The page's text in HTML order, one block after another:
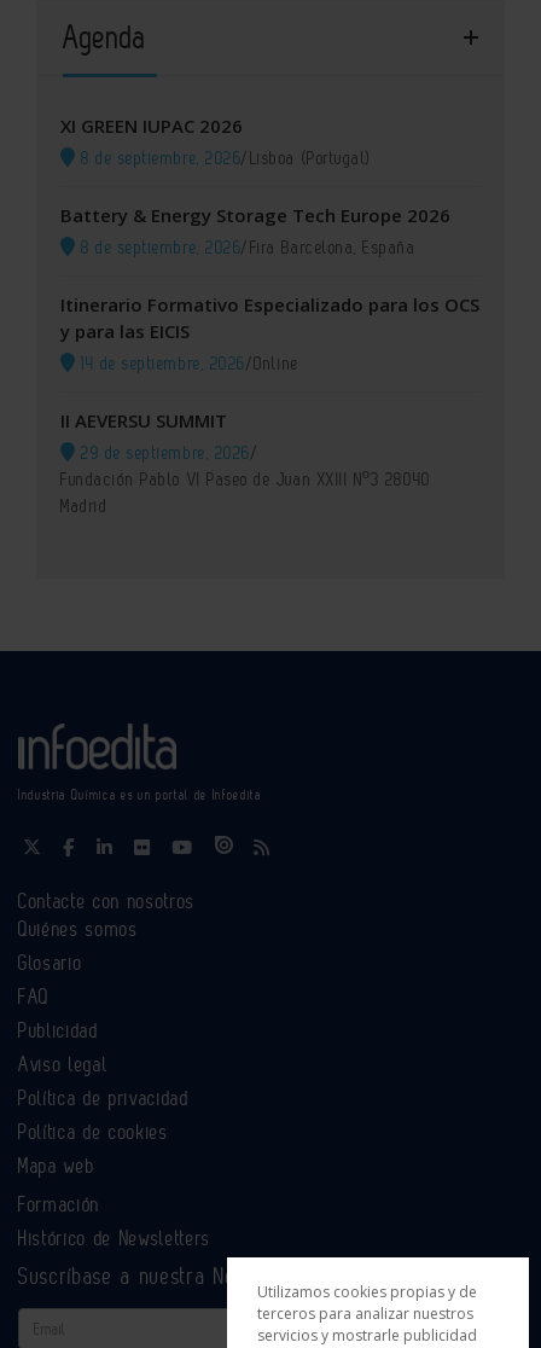
Agenda
XI GREEN IUPAC 2026
8 de septiembre, 2026/Lisboa (Portugal)
Battery & Energy Storage Tech Europe 2026
8 de septiembre, 2026/Fira Barcelona, España
Itinerario Formativo Especializado para los OCS
y para las EICIS
14 de septiembre, 2026/Online
II AEVERSU SUMMIT
29 de septiembre, 2026/
Fundación Pablo VI Paseo de Juan XXIII Nº3 28040
Madrid
Industria Química es un portal de Infoedita
Contacte con nosotros
Quiénes somos
Glosario
FAQ
Publicidad
Aviso legal
Política de privacidad
Política de cookies
Mapa web
Formación
Histórico de Newsletters
Suscríbase a nuestra Newsletter
Email
Utilizamos cookies propias y de
terceros para analizar nuestros
servicios y mostrarle publicidad